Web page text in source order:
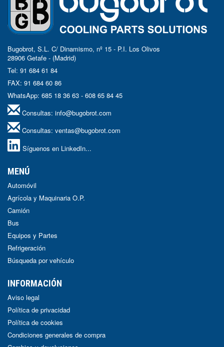
Bugobrot, S.L. C/ Dinamismo, nº 15 - P.I. Los Olivos
28906 Getafe - (Madrid)
Tel: 91 684 61 84
FAX: 91 684 60 86
WhatsApp: 685 18 36 63 - 608 65 84 45
Consultas: info@bugobrot.com
Consultas: ventas@bugobrot.com
Síguenos en LinkedIn...
MENÚ
Automóvil
Agrícola y Maquinaria O.P.
Camión
Bus
Equipos y Partes
Refrigeración
Búsqueda por vehículo
INFORMACIÓN
Aviso legal
Política de privacidad
Política de cookies
Condiciones generales de compra